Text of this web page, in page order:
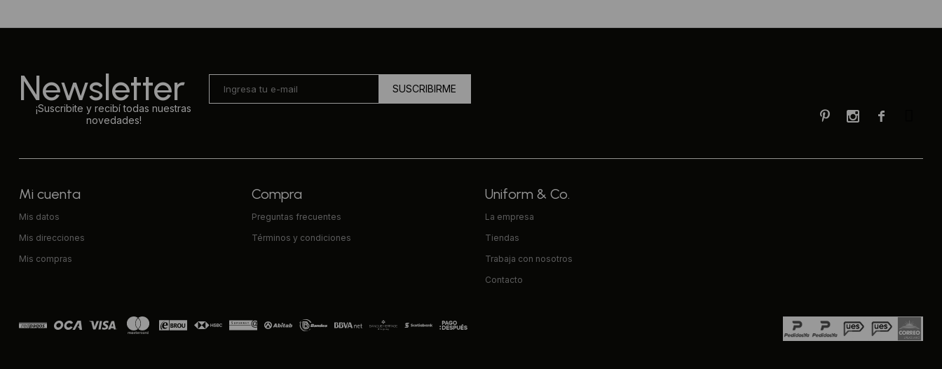
Newsletter
¡Suscribite y recibí todas nuestras
novedades!
SUSCRIBIRME

 
Mi cuenta
Mis datos
Mis direcciones
Mis compras
Compra
Preguntas frecuentes
Términos y condiciones
Uniform & Co.
La empresa
Tiendas
Trabaja con nosotros
Contacto